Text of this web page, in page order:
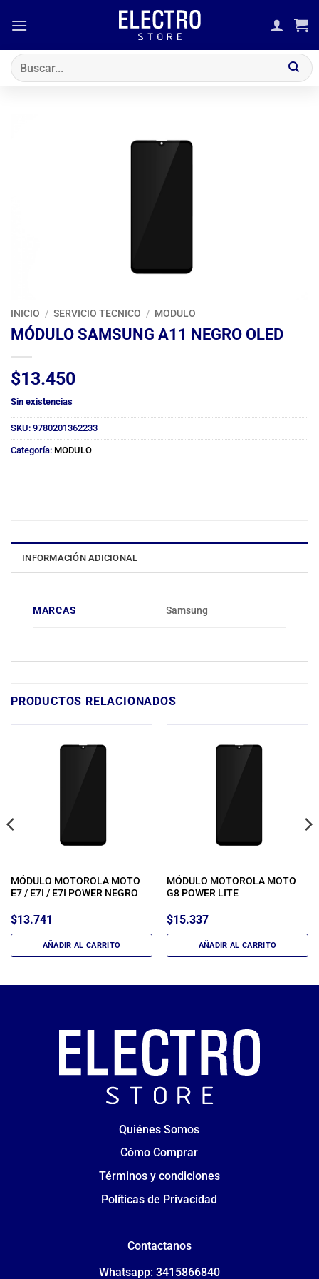
Buscar
por:
INICIO / SERVICIO TECNICO / MODULO
MÓDULO SAMSUNG A11 NEGRO OLED
$13.450
Sin existencias
SKU: 9780201362233
Categoría: MODULO
INFORMACIÓN ADICIONAL
MARCAS Samsung
PRODUCTOS RELACIONADOS
MÓDULO MOTOROLA MOTO
E7 / E7I / E7I POWER NEGRO
$13.741
AÑADIR AL CARRITO
MÓDULO MOTOROLA MOTO
G8 POWER LITE
$15.337
AÑADIR AL CARRITO
Quiénes Somos
Cómo Comprar
Términos y condiciones
Políticas de Privacidad
Contactanos
Whatsapp: 3415866840